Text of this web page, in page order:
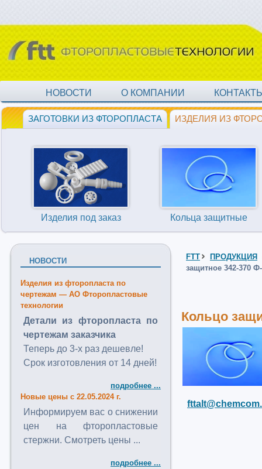
НОВОСТИ О КОМПАНИИ
ЗАГОТОВКИ ИЗ ФТОРОПЛАСТА ИЗДЕЛИЯ ИЗ
Изделия под заказ Кольца защитные
НОВОСТИ
Изделия из фторопласта по
чертежам — АО Фторопластовые
технологии
Детали из фторопласта по
чертежам заказчика
Теперь до 3-х раз дешевле!
Срок изготовления от 14 дней!
подробнее ...
Новые цены с 22.05.2024 г.
Информируем вас о снижении
цен на фторопластовые
стержни. Смотреть цены ...
подробнее ...
FTT
ПРОДУКЦИЯ
защитное 342-370
Кольцо